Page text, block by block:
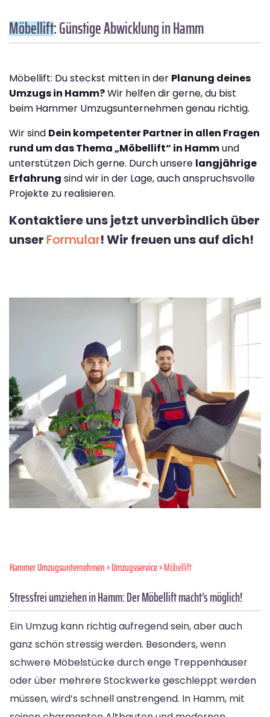
Möbellift: Günstige Abwicklung in Hamm
Möbellift: Du steckst mitten in der Planung deines
Umzugs in Hamm?Wir helfen dir gerne, du bist
beim Hammer Umzugsunternehmen genau richtig.
Wir sind Dein kompetenter Partner in allen Fragen
rund um das Thema „Möbellift“ in Hammund
unterstützen Dich gerne. Durch unsere langjährige
Erfahrung sind wir in der Lage, auch anspruchsvolle
Projekte zu realisieren.
Kontaktiere uns jetzt unverbindlich über
unser Formular! Wir freuen uns auf dich!
Hammer Umzugsunternehmen»Umzugsservice» Möbellift
Stressfrei umziehen in Hamm: Der Möbellift macht’s möglich!
Ein Umzug kann richtig aufregend sein, aber auch
ganz schön stressig werden. Besonders, wenn
schwere Möbelstücke durch enge Treppenhäuser
oder über mehrere Stockwerke geschleppt werden
müssen, wird’s schnell anstrengend. In Hamm, mit